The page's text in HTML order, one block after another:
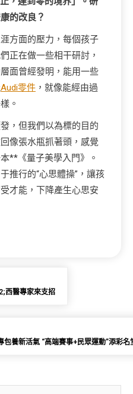
的改良？
方面的壓力，每個孩子
正在做一些相干研討，
面曾經發明，能用一些
Audi零件 ，就像能經由過
。
，但我們以為標的目的
像張水瓶抓著頭，感覺
**《量子美學入門》。
推行的“心思體操”，讓孩
才能，下降產生心思安
西醫專家來支招
包養新活氣 “高端賽事+民眾運動”添彩名